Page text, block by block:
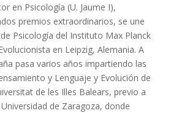
en Psicología (U. Jaume I),
premios extraordinarios, se une
Psicología del Instituto Max Planck
en Leipzig, Alemania. A
pasa varios años impartiendo las
y Lenguaje y Evolución de
de les Illes Balears, previo a
de Zaragoza, donde